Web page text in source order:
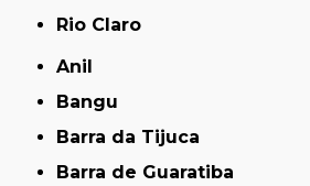
Rio Claro
Anil
Bangu
Barra da Tijuca
Barra de Guaratiba